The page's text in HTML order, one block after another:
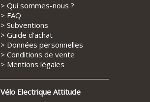
> Qui sommes-nous ?
> FAQ
> Subventions
> Guide d'achat
> Données personnelles
> Conditions de vente
> Mentions légales
Vélo Electrique Attitude